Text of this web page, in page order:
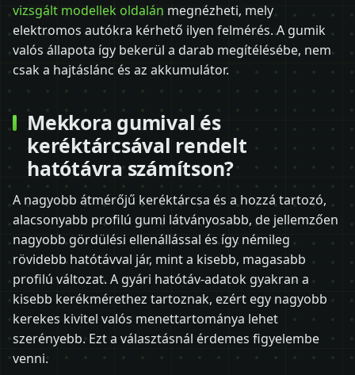
vizsgált modellek oldalán megnézheti, mely
elektromos autókra kérhető ilyen felmérés. A gumik
valós állapota így bekerül a darab megítélésébe, nem
csak a hajtáslánc és az akkumulátor.
Mekkora gumival és
keréktárcsával rendelt
hatótávra számítson?
A nagyobb átmérőjű keréktárcsa és a hozzá tartozó,
alacsonyabb profilú gumi látványosabb, de jellemzően
nagyobb gördülési ellenállással és így némileg
rövidebb hatótávval jár, mint a kisebb, magasabb
profilú változat. A gyári hatótáv-adatok gyakran a
kisebb kerékmérethez tartoznak, ezért egy nagyobb
kerekes kivitel valós menettartománya lehet
szerényebb. Ezt a választásnál érdemes figyelembe
venni.